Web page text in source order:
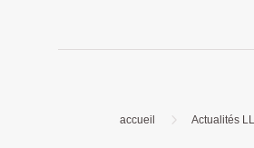
accueil 5 Actualités